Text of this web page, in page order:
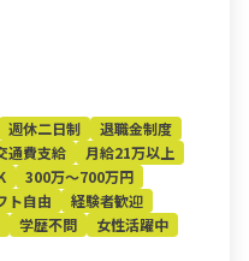
週休二日制
退職金制度
通費支給
月給21万以上
300万～700万円
ト自由
経験者歓迎
学歴不問
女性活躍中